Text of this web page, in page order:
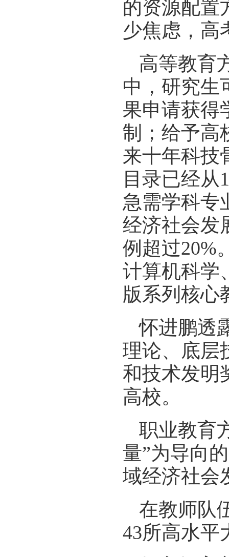
的资源配置
少焦虑，高
高等教育
中，研究生
果申请获得
制；给予高
来十年科技
目录已经从
急需学科专
经济社会发
例超过20%
计算机科学
版系列核心
怀进鹏透
理论、底层
和技术发明
高校。
职业教育
量”为导向
域经济社会
在教师队
43所高水平